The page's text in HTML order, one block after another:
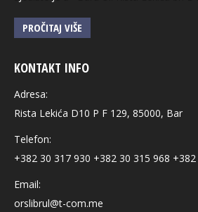
PROČITAJ VIŠE
KONTAKT INFO
Adresa:
Rista Lekića D10 P F 129, 85000, Bar
Telefon:
+382 30 317 930 +382 30 315 968
Email:
orslibrul@t-com.me